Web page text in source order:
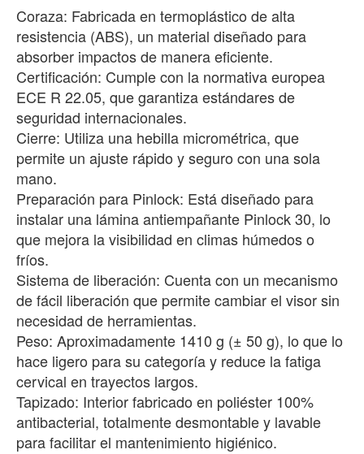
Coraza: Fabricada en termoplástico de alta
resistencia (ABS), un material diseñado para
absorber impactos de manera eficiente.
Certificación: Cumple con la normativa europea
ECE R 22.05, que garantiza estándares de
seguridad internacionales.
Cierre: Utiliza una hebilla micrométrica, que
permite un ajuste rápido y seguro con una sola
mano.
Preparación para Pinlock: Está diseñado para
instalar una lámina antiempañante Pinlock 30, lo
que mejora la visibilidad en climas húmedos o
fríos.
Sistema de liberación: Cuenta con un mecanismo
de fácil liberación que permite cambiar el visor sin
necesidad de herramientas.
Peso: Aproximadamente 1410 g (± 50 g), lo que lo
hace ligero para su categoría y reduce la fatiga
cervical en trayectos largos.
Tapizado: Interior fabricado en poliéster 100%
antibacterial, totalmente desmontable y lavable
para facilitar el mantenimiento higiénico.